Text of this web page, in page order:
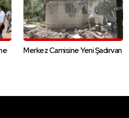
Merkez Camisine Yeni Şadırvan